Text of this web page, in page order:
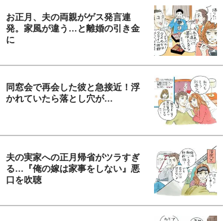
お正月、夫の両親がゲス発言連
発。家風が違う…と離婚の引き金
に
同窓会で再会した彼と急接近！浮
かれていたら落とし穴が…
夫の実家への正月帰省がツラすぎ
る…『俺の嫁は家事をしない』悪
口を吹聴